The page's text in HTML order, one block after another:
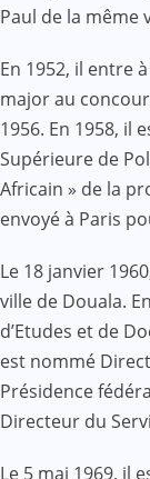
Paul de la même
En 1952, il entre
major au
1956. En 1958, il
Supérieure de
Africain » de la
envoyé à Paris
Le 18 janvier
ville de Douala.
d’Etudes et de
est nommé
Présidence
Directeur du
Le 5 mai 1969, il